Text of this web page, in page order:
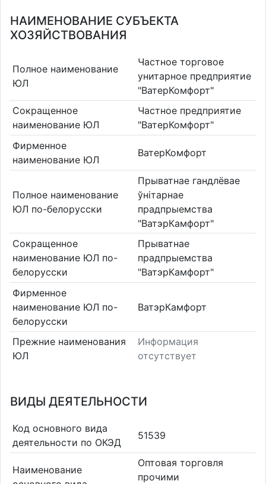
НАИМЕНОВАНИЕ СУБЪЕКТА
ХОЗЯЙСТВОВАНИЯ
Полное наименование
ЮЛ
Частное торговое
унитарное предприятие
"ВатерКомфорт"
Сокращенное
наименование ЮЛ
Частное предприятие
"ВатерКомфорт"
Фирменное
наименование ЮЛ
ВатерКомфорт
Полное наименование
ЮЛ по-белорусски
Прыватнае гандлёвае
ўнітарнае
прадпрыемства
"ВатэрКамфорт"
Сокращенное
наименование ЮЛ по-
белорусски
Прыватнае
прадпрыемства
"ВатэрКамфорт"
Фирменное
наименование ЮЛ по-
белорусски
ВатэрКамфорт
Прежние наименования
ЮЛ
Информация
отсутствует
ВИДЫ ДЕЯТЕЛЬНОСТИ
Код основного вида
деятельности по ОКЭД
51539
Наименование
Оптовая торговля
прочими